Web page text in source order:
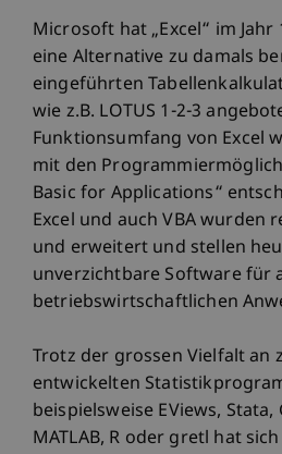
Microsoft hat „Excel“ im Jahr
eine Alternative zu damals
eingeführten
wie z.B. LOTUS 1-2-3
Funktionsumfang von Excel
mit den
Basic for Applications“
Excel und auch VBA wurden
und erweitert und stellen
unverzichtbare Software für
betriebswirtschaftlichen
Trotz der grossen Vielfalt an
entwickelten
beispielsweise EViews, Stata,
MATLAB, R oder gretl hat